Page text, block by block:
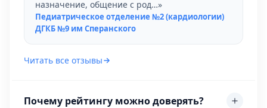
назначение, общение с род…»
Педиатрическое отделение №2 (кардиологии)
ДГКБ №9 им Сперанского
Читать все отзывы
Почему рейтингу можно доверять?